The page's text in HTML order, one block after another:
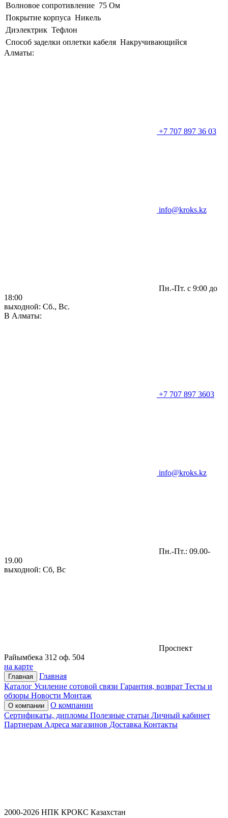
Волновое сопротивление 75 Ом
Покрытие корпуса Никель
Диэлектрик Тефлон
Способ заделки оплетки кабеля Накручивающийся
Алматы:
+7 707 897 36 03
info@kroks.kz
Пн.-Пт. с 9:00 до
18:00
выходной: Сб., Вс.
В Алматы:
+7 707 897 3603
info@kroks.kz
Пн.-Пт.: 09.00-
19.00
выходной: Сб, Вс
Проспект
Райымбека 312 оф. 504
на карте
Главная
Главная
Каталог Усиление сотовой связи Гарантия, возврат Тесты и
обзоры Новости Монтаж
О компании
О компании
Сертификаты, дипломы Полезные статьи Личный кабинет
Партнерам Адреса магазинов Доставка Контакты
2000-2026 НПК КРОКС Казахстан